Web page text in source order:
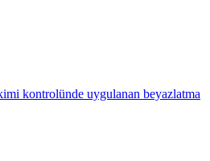
kontrolünde uygulanan beyazlatma